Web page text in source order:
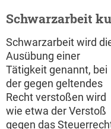
Schwarzarbeit
Schwarzarbeit wird
Ausübung einer
Tätigkeit genannt, bei
der gegen geltendes
Recht verstoßen wird
wie etwa der Verstoß
gegen das